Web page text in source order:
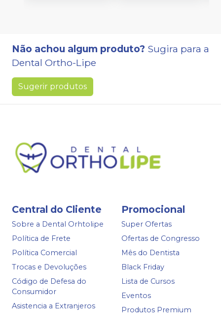
Não achou algum produto? Sugira para a
Dental Ortho-Lipe
Sugerir produtos
Central do Cliente
Sobre a Dental Orhtolipe
Política de Frete
Política Comercial
Trocas e Devoluções
Código de Defesa do
Consumidor
Asistencia a Extranjeros
Promocional
Super Ofertas
Ofertas de Congresso
Mês do Dentista
Black Friday
Lista de Cursos
Eventos
Produtos Premium